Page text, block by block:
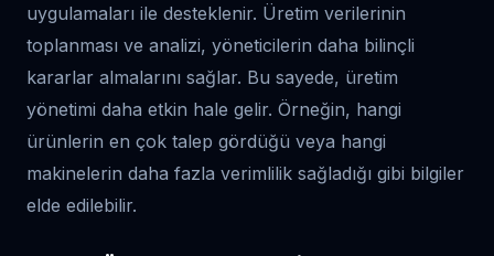
uygulamaları ile desteklenir. Üretim verilerinin
toplanması ve analizi, yöneticilerin daha bilinçli
kararlar almalarını sağlar. Bu sayede, üretim
yönetimi daha etkin hale gelir. Örneğin, hangi
ürünlerin en çok talep gördüğü veya hangi
makinelerin daha fazla verimlilik sağladığı gibi bilgiler
elde edilebilir.